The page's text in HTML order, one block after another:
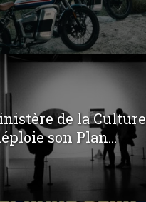
de la Culture
son Plan...